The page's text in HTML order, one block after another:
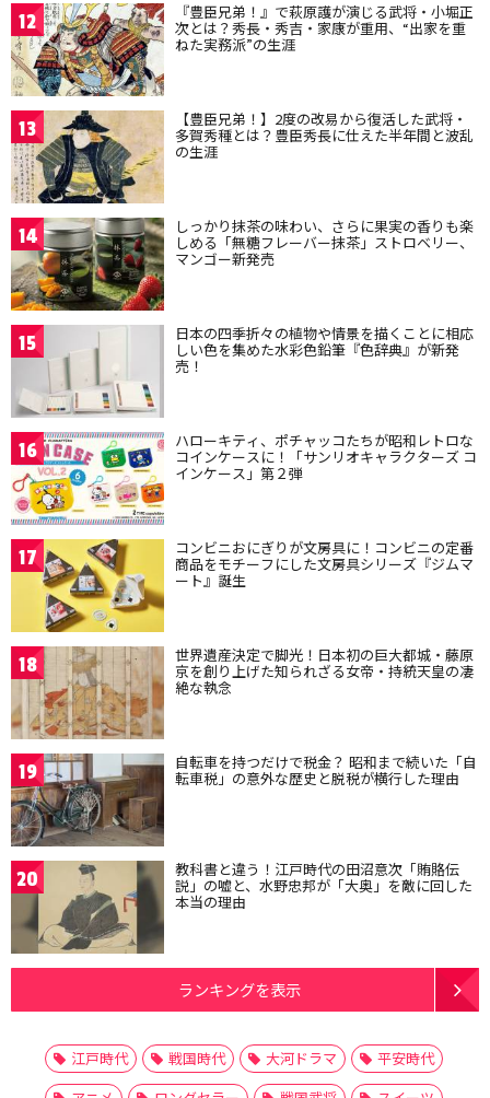
12 『豊臣兄弟！』で萩原護が演じる武将・小堀正
次とは？秀長・秀吉・家康が重用、“出家を重
ねた実務派”の生涯
13 【豊臣兄弟！】2度の改易から復活した武将・
多賀秀種とは？豊臣秀長に仕えた半年間と波乱
の生涯
14 しっかり抹茶の味わい、さらに果実の香りも楽
しめる「無糖フレーバー抹茶」ストロベリー、
マンゴー新発売
15 日本の四季折々の植物や情景を描くことに相応
しい色を集めた水彩色鉛筆『色辞典』が新発
売！
16 ハローキティ、ポチャッコたちが昭和レトロな
コインケースに！「サンリオキャラクターズ コ
インケース」第２弾
17 コンビニおにぎりが文房具に！コンビニの定番
商品をモチーフにした文房具シリーズ『ジムマ
ート』誕生
18 世界遺産決定で脚光！日本初の巨大都城・藤原
京を創り上げた知られざる女帝・持統天皇の凄
絶な執念
19 自転車を持つだけで税金？ 昭和まで続いた「自
転車税」の意外な歴史と脱税が横行した理由
20 教科書と違う！江戸時代の田沼意次「賄賂伝
説」の嘘と、水野忠邦が「大奥」を敵に回した
本当の理由
ランキングを表示
江戸時代 戦国時代 大河ドラマ
平安時代